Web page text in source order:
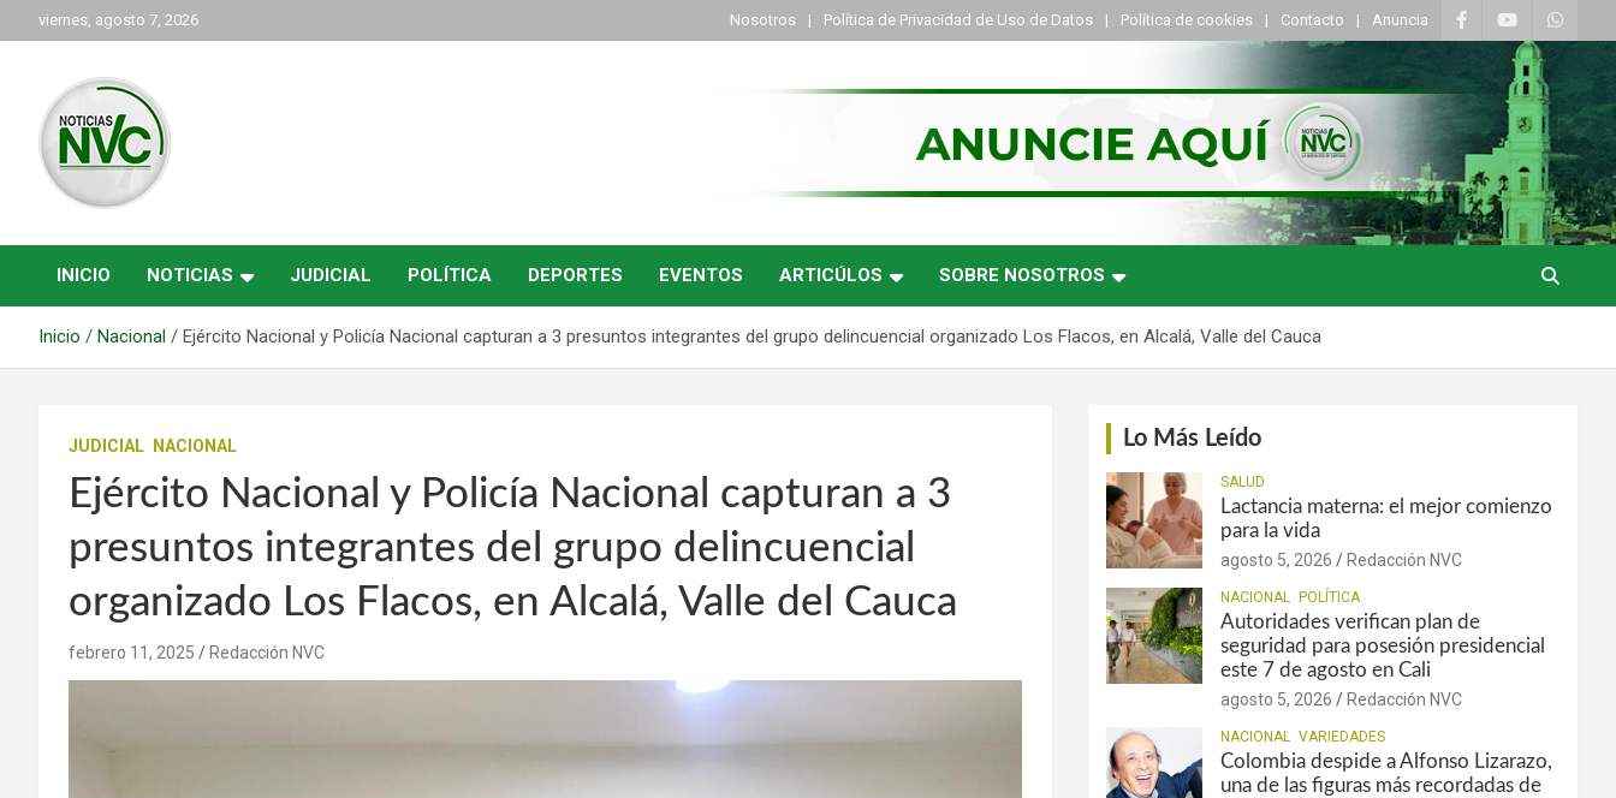
al
viernes, agosto 7, 2026 Nosotros Política de Privacidad de Uso de Datos Política de cookies Contacto Anuncia
NVC Noticias
INICIO NOTICIAS JUDICIAL POLÍTICA DEPORTES EVENTOS ARTICÚLOS SOBRE NOSOTROS
Inicio Nacional Ejército Nacional y Policía Nacional capturan a 3 presuntos integrantes del grupo delincuencial organizado Los Flacos, en Alcalá, Valle del Cauca
JUDICIAL NACIONAL
Ejército Nacional y Policía Nacional capturan a 3
presuntos integrantes del grupo delincuencial
organizado Los Flacos, en Alcalá, Valle del Cauca
febrero 11, 2025 Redacción NVC
Lo Más Leído
SALUD
Lactancia materna: el mejor comienzo
para la vida
agosto 5, 2026 Redacción NVC
NACIONAL POLÍTICA
Autoridades verifican plan de
seguridad para posesión presidencial
este 7 de agosto en Cali
agosto 5, 2026 Redacción NVC
NACIONAL VARIEDADES
Colombia despide a Alfonso Lizarazo,
una de las figuras más recordadas de